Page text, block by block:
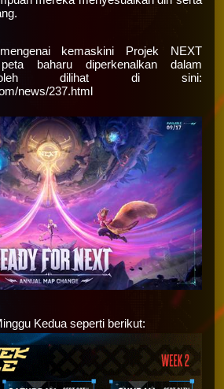
kemaskini Projek NEXT
baharu diperkenalkan dalam
boleh dilihat di sini:
news/237.html
Kedua seperti berikut: